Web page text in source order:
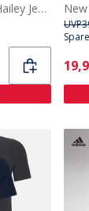
Vero Moda Damen Hailey Jeans Shorts Light Blue Denim
UVP
Spare